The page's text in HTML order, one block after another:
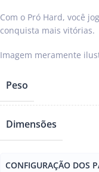
Com o Pró Hard, você
conquista mais vitórias.
Peso
Dimensões
CONFIGURAÇÃO DOS